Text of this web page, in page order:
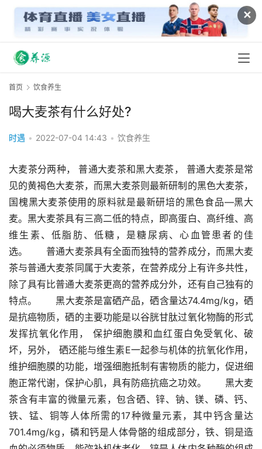
✕
首页 饮食养生
喝大麦茶有什么好处?
时遇 • 2022-07-04 14:43 • 饮食养生
大麦茶分两种， 普通大麦茶和黑大麦茶， 普通大麦茶是常
见的黄褐色大麦茶，而黑大麦茶则最新研制的黑色大麦茶，
国槐黑大麦茶使用的原料就是最新研培的黑色食品—黑大
麦。黑大麦茶具有三高二低的特点，即高蛋白、高纤维、高
维生素、低脂肪、低糖，是糖尿病、心血管患者的佳
选。　　普通大麦茶具有全面而独特的营养成分，而黑大麦
茶与普通大麦茶同属于大麦茶，在营养成分上有许多共性，
除了具有比普通大麦茶更高的营养成分外，还有自己独有的
特点。　　黑大麦茶是富硒产品，硒含量达74.4mg/kg，硒
是抗癌物质，硒的主要功能是以谷胱甘肽过氧化物酶的形式
发挥抗氧化作用， 保护细胞膜和血红蛋白免受氧化、破
坏，另外， 硒还能与维生素E一起参与机体的抗氧化作用，
维护细胞膜的功能，增强细胞抵制有害物质的能力，促进细
胞正常代谢，保护心肌，具有防癌抗癌之功效。　　黑大麦
茶含有丰富的微量元素，包含硒、锌、钠、镁、磷、钙、
铁、锰、铜等人体所需的17种微量元素，其中钙含量达
701.4mg/kg，磷和钙是人体骨骼的组成部分，铁、铜是造